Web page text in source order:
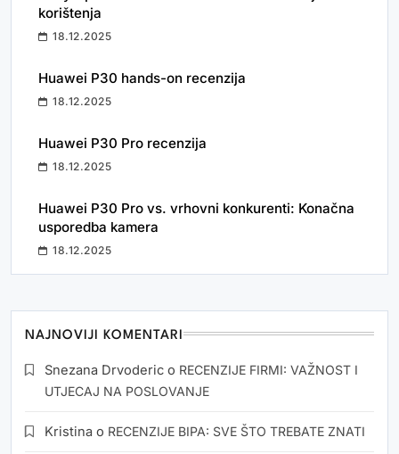
korištenja
18.12.2025
Huawei P30 hands-on recenzija
18.12.2025
Huawei P30 Pro recenzija
18.12.2025
Huawei P30 Pro vs. vrhovni konkurenti: Konačna
usporedba kamera
18.12.2025
NAJNOVIJI KOMENTARI
Snezana Drvoderic o RECENZIJE FIRMI: VAŽNOST I
UTJECAJ NA POSLOVANJE
Kristina o RECENZIJE BIPA: SVE ŠTO TREBATE ZNATI